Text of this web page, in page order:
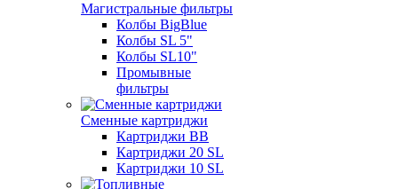
Магистральные фильтры
Колбы BigBlue
Колбы SL 5"
Колбы SL10"
Промывные
фильтры
Сменные картриджи
Картриджи BB
Картриджи 20 SL
Картриджи 10 SL